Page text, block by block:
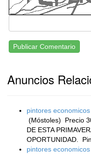
Publicar Comentario
Anuncios
pintores
(Móstoles)
Precio
DE ESTA
OPORTUNIDAD.
pintores